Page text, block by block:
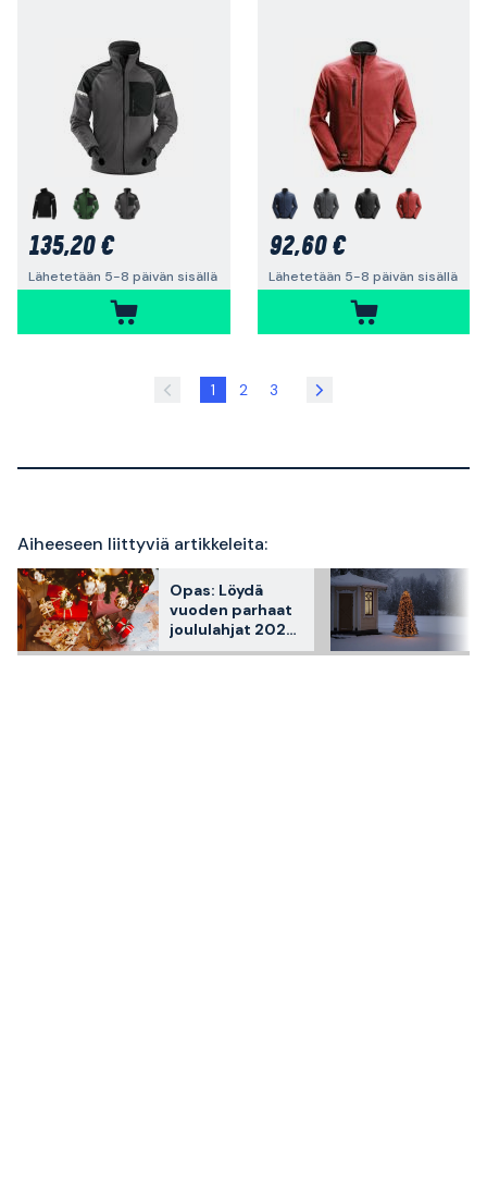
135,20 €
Lähetetään 5-8 päivän sisällä
92,60 €
Lähetetään 5-8 päivän sisällä
1 2 3
Aiheeseen liittyviä artikkeleita:
Opas: Löydä
vuoden parhaat
joululahjat 2026
Stayprolta